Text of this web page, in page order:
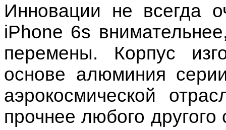
Инновации не всегда
iPhone 6s
перемены. Корпус
основе алюминия
аэрокосмической
прочнее любого